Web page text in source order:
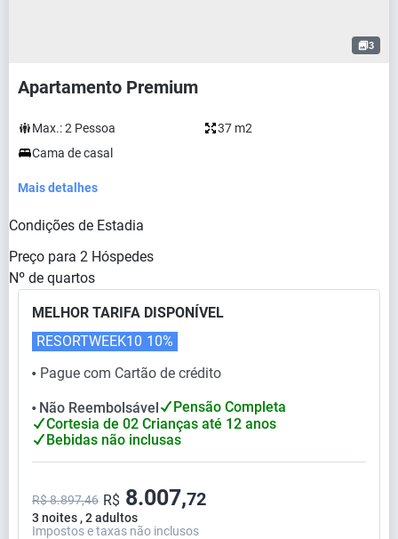
3
Apartamento Premium
Max.:2 Pessoa
37 m2
Cama de casal
Mais detalhes
Condições de Estadia
Preço para 2 Hóspedes
Nº de quartos
MELHOR TARIFA DISPONÍVEL
⬤ Pague com Cartão de crédito
RESORTWEEK10 10%
⬤ Não Reembolsável
Pensão Completa
Cortesia de 02 Crianças até 12 anos
Bebidas não inclusas
3 noites , 2 adultos
R$ 8.897,46 R$ 8.007,72
Impostos e taxas não inclusos